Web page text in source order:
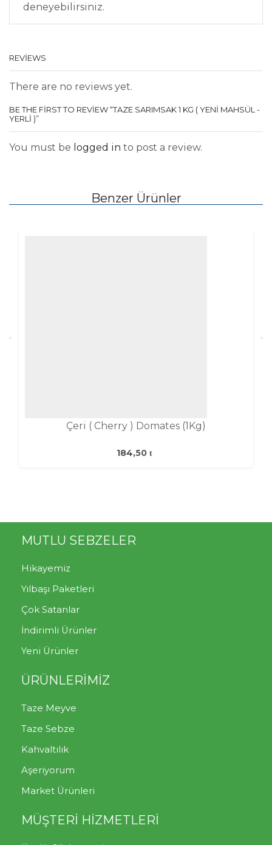
deneyebilirsiniz.
REVIEWS
There are no reviews yet.
BE THE FIRST TO REVIEW “TAZE SARIMSAK 1 KG ( YENİ MAHSÜL -
YERLİ )”
You must be logged in to post a review.
Benzer Ürünler
Çeri ( Cherry ) Domates (1Kg)
184,50
MUTLU SEBZELER
Hikayemiz
Yılbaşı Paketleri
Çok Satanlar
İndirimli Ürünler
Yeni Ürünler
ÜRÜNLERİMİZ
Taze Meyve
Taze Sebze
Kahvaltılık
Aşeriyorum
Market Ürünleri
MÜŞTERİ HİZMETLERİ